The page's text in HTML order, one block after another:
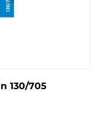
130/705